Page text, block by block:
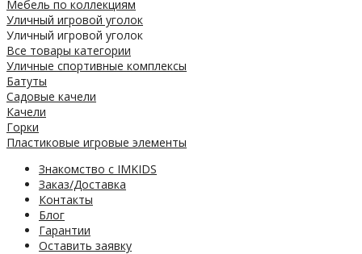
Мебель по коллекциям
Уличный игровой уголок
Уличный игровой уголок
Все товары категории
Уличные спортивные комплексы
Батуты
Садовые качели
Качели
Горки
Пластиковые игровые элементы
Знакомство с IMKIDS
Заказ/Доставка
Контакты
Блог
Гарантии
Оставить заявку